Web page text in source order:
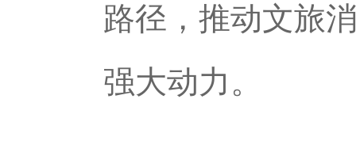
路径，推动文旅
强大动力。